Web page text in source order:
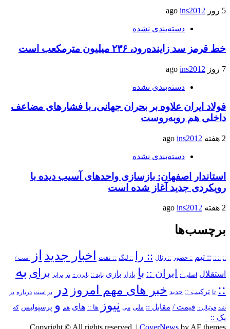
5 روز ago ins2012
دسته‌بندی نشده
خط قرمز سد زاینده‌رود، ۲۳۶ میلیون مترمکعب است
7 روز ago ins2012
دسته‌بندی نشده
فولاد ایران علاوه بر بحران جهانی، با فشارهای مضاعف
داخلی هم روبه‌روست
2 هفته ago ins2012
دسته‌بندی نشده
استاندار اصفهان: بازسازی واحدهای آسیب دیده با
رویکردی جدید آغاز شده است
2 هفته ago ins2012
برچسب‌ها
::
:: :: :: تیم :: حضور :: رئال :: را :: لیگ :: نفت اخبار جدید از است /
استقلال اصلی :: ایران :: با بازار بازی باید :: بایرن :: بر برابر برای به
:: تا ترکیب :: جدید خبر های مهم امروز در در است درباره در
شد فوتبال :: قیمت / مقابل :: ملی می نیوز ها :: های هم و پرسپولیس که
یک :: –